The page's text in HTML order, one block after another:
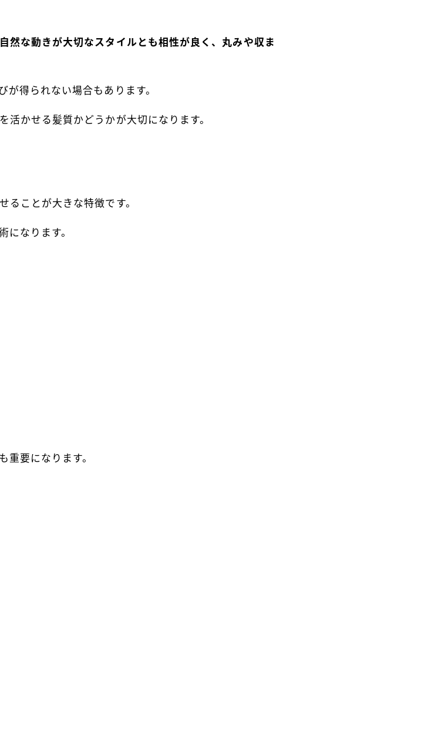
然な動きが大切なスタイルとも相性が良く、丸みや収ま
得られない場合もあります。
かせる髪質かどうかが大切になります。
ることが大きな特徴です。
になります。
重要になります。